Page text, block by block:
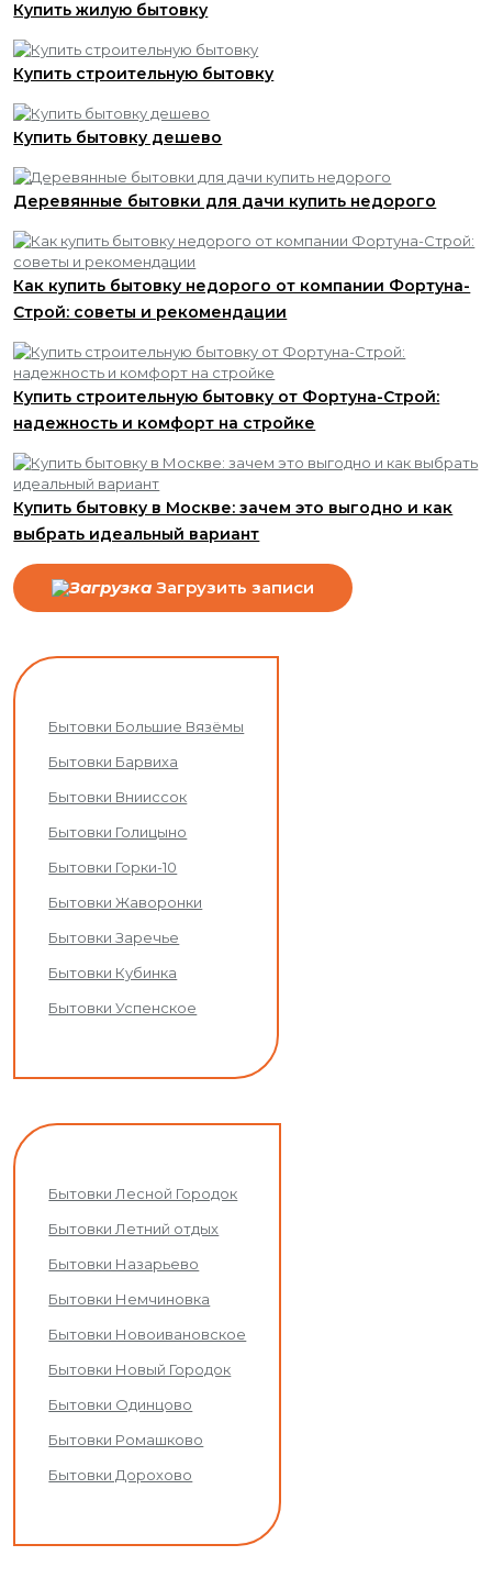
Купить жилую бытовку
Купить строительную бытовку
Купить бытовку дешево
Деревянные бытовки для дачи купить недорого
Как купить бытовку недорого от компании Фортуна-
Строй: советы и рекомендации
Купить строительную бытовку от Фортуна-Строй:
надежность и комфорт на стройке
Купить бытовку в Москве: зачем это выгодно и как
выбрать идеальный вариант
Загрузить записи
Бытовки Большие Вязёмы
Бытовки Барвиха
Бытовки Внииссок
Бытовки Голицыно
Бытовки Горки-10
Бытовки Жаворонки
Бытовки Заречье
Бытовки Кубинка
Бытовки Успенское
Бытовки Лесной Городок
Бытовки Летний отдых
Бытовки Назарьево
Бытовки Немчиновка
Бытовки Новоивановское
Бытовки Новый Городок
Бытовки Одинцово
Бытовки Ромашково
Бытовки Дорохово